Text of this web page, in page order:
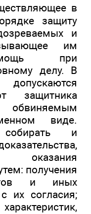
в
защиту
и
им
при
делу. В
допускаются
защитника
виде.
и
оказания
получения
и иных
их согласия;